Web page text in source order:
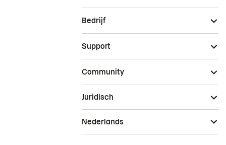
Bedrijf
Support
Community
Juridisch
Nederlands